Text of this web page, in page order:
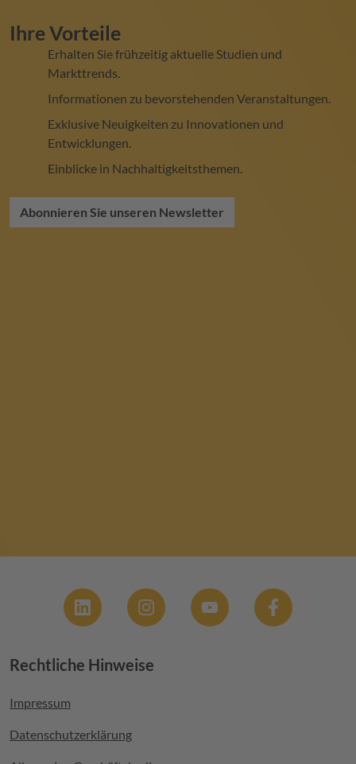
Ihre Vorteile
Erhalten Sie frühzeitig aktuelle Studien und
Markttrends.
Informationen zu bevorstehenden Veranstaltungen.
Exklusive Neuigkeiten zu Innovationen und
Entwicklungen.
Einblicke in Nachhaltigkeitsthemen.
Abonnieren Sie unseren Newsletter
Footer menu
Rechtliche Hinweise
Impressum
Datenschutzerklärung
Social